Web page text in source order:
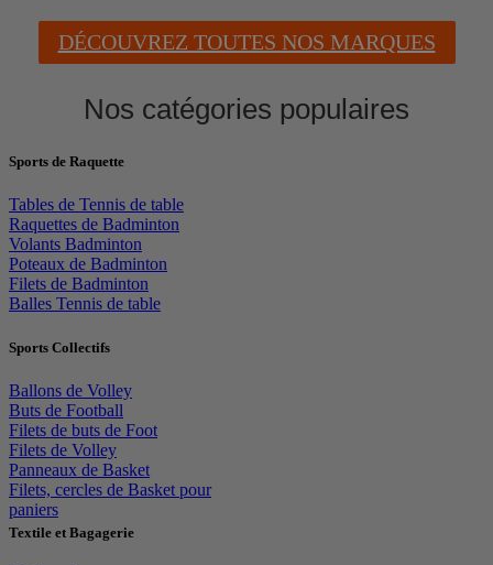
DÉCOUVREZ TOUTES NOS MARQUES
Nos catégories populaires
Sports de Raquette
Tables de Tennis de table
Raquettes de Badminton
Volants Badminton
Poteaux de Badminton
Filets de Badminton
Balles Tennis de table
Sports Collectifs
Ballons de Volley
Buts de Football
Filets de buts de Foot
Filets de Volley
Panneaux de Basket
Filets, cercles de Basket pour
paniers
Textile et Bagagerie